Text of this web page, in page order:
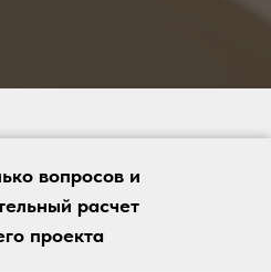
вопросов и
расчет
проекта